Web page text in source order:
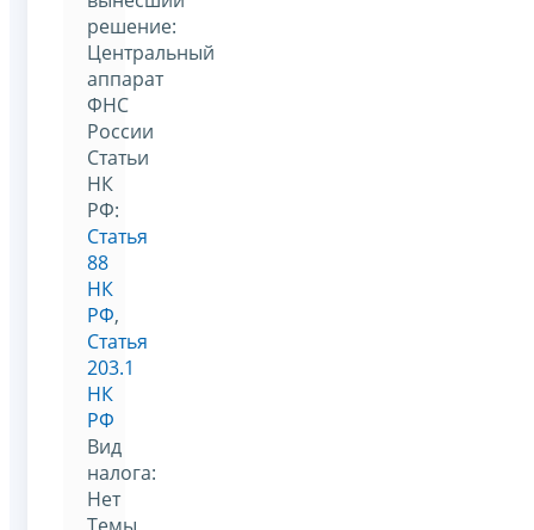
решение:
Центральный
аппарат
ФНС
России
Статьи
НК
РФ:
Статья
88
НК
РФ,
Статья
203.1
НК
РФ
Вид
налога:
Нет
Темы